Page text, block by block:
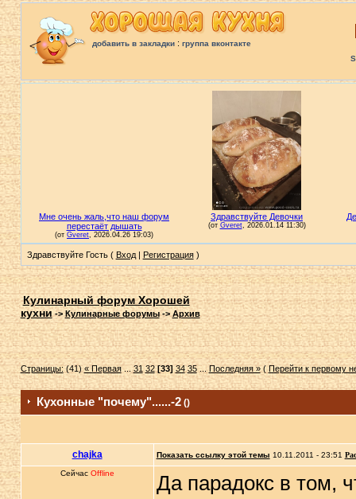
добавить в закладки: группа вконтакте
Здравствуйте Гость ( Вход| Регистрация)
Кулинарный форум Хорошей
кухни->Кулинарные форумы->Архив
Страницы:(41)« Первая...31 32 [33] 34 35...Последняя »( Перейти к первому
Кухонные "почему"......-2()
chajka Показать ссылку этой темы 10.11.2011 - 23:51
Сейчас Offline
Да парадокс в том,